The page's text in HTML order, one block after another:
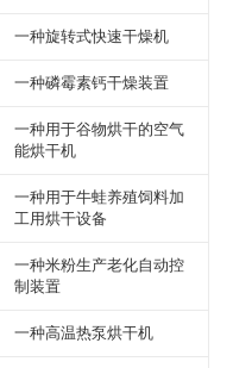
一种旋转式快速干燥机
一种磷霉素钙干燥装置
一种用于谷物烘干的空气
能烘干机
一种用于牛蛙养殖饲料加
工用烘干设备
一种米粉生产老化自动控
制装置
一种高温热泵烘干机